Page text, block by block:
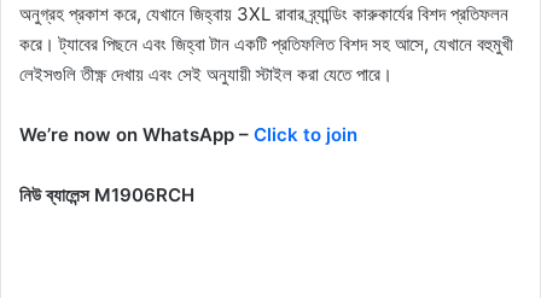
অনুগ্রহ প্রকাশ করে, যেখানে জিহ্বায় 3XL রাবার ব্র্যান্ডিং কারুকার্যের বিশদ প্রতিফলন
করে। ট্যাবের পিছনে এবং জিহ্বা টান একটি প্রতিফলিত বিশদ সহ আসে, যেখানে বহুমুখী
লেইসগুলি তীক্ষ্ণ দেখায় এবং সেই অনুযায়ী স্টাইল করা যেতে পারে।
We’re now on WhatsApp – Click to join
নিউ ব্যালেন্স M1906RCH